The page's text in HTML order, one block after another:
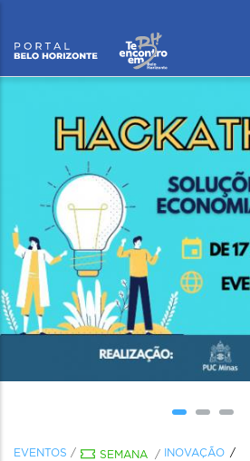
EVENTOS / SEMANA /
INOVAÇÃO